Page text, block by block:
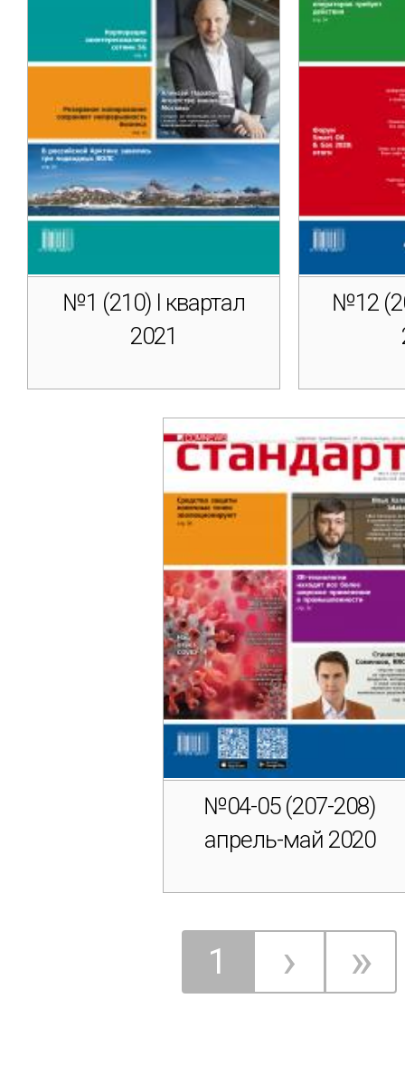
№1 (210) I квартал
2021
№12
№04-05 (207-208)
апрель-май 2020
Текущая
1 › »